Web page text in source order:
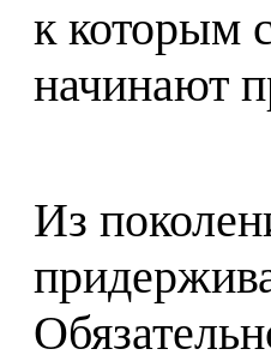
к которым
начинают
Из